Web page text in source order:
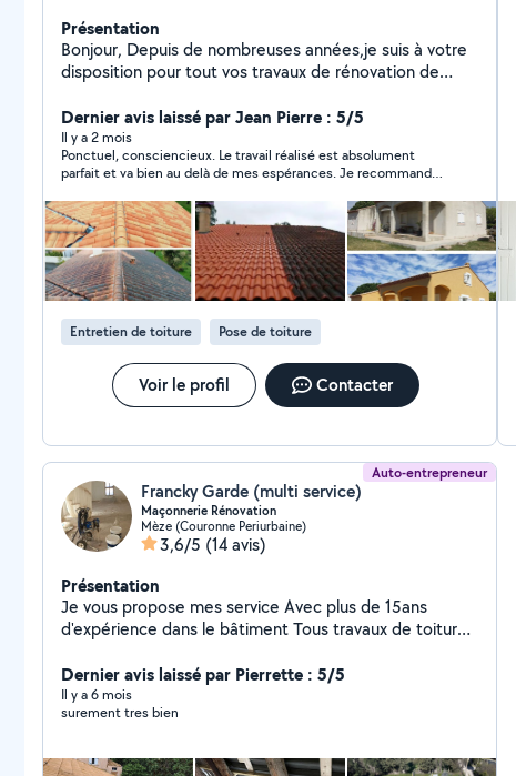
Présentation
Bonjour, Depuis de nombreuses années,je suis à votre
disposition pour tout vos travaux de rénovation de
terrasse,rénovation et traitement de charpente,pose
de gouttières,velux, et tout travaux de peinture
extérieur, (facades-boiseries-ferronneries-murets-sols
...). J'aime exécuté des prestations de qualités dans
mes 2 spécialités, couvreur et peintre extérieur. Je
vous propose un déplacement un diagnostic et un
devis entièrement gratuit sous 48H où le jour même si
urgence... Renseignez-vous un renseignement reste
totalement gratuit ! N'hésitez pas à consulter
également mes avis clients sur Google!
Dernier avis laissé par Jean Pierre : 5/5
Il y a 2 mois
Ponctuel, consciencieux. Le travail réalisé est absolument
parfait et va bien au delà de mes espérances. Je recommande
Entretien de toiture Pose de toiture
Voir le profil Contacter
Auto-entrepreneur
Francky Garde (multi service)
Maçonnerie Rénovation
Mèze (Couronne Periurbaine)
3,6/5 (14 avis)
Présentation
Je vous propose mes service Avec plus de 15ans
d'expérience dans le bâtiment Tous travaux de toiture
équipé pour faire face à tous vos projets de rénovation
ou neuf, réponse rapide travail rapide, devis gratuits
Dernier avis laissé par Pierrette : 5/5
Il y a 6 mois
surement tres bien